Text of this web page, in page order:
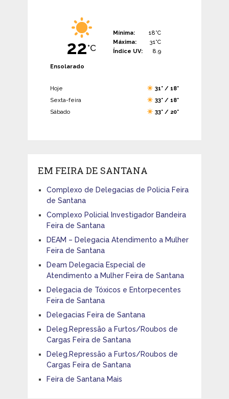
22°C
Mínima:
18°C
Máxima:
31°C
Índice UV:
8.9
Ensolarado
Hoje
31° / 18°
Sexta-feira
33° / 18°
Sábado
33° / 20°
EM FEIRA DE SANTANA
Complexo de Delegacias de Policia Feira
de Santana
Complexo Policial Investigador Bandeira
Feira de Santana
DEAM – Delegacia Atendimento a Mulher
Feira de Santana
Deam Delegacia Especial de
Atendimento a Mulher Feira de Santana
Delegacia de Tóxicos e Entorpecentes
Feira de Santana
Delegacias Feira de Santana
Deleg.Repressão a Furtos/Roubos de
Cargas Feira de Santana
Deleg.Repressão a Furtos/Roubos de
Cargas Feira de Santana
Feira de Santana Mais